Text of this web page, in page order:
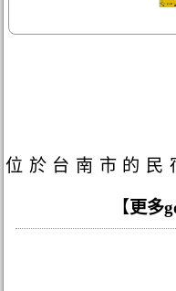
位於台南市的民
【 更多